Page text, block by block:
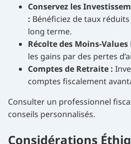
Conservez les
: Bénéficiez de taux
long terme.
Récolte des Moins-Values
les gains par des pertes
Comptes de Retraite :
comptes fiscalement
Consulter un professionnel
conseils personnalisés.
Considérations